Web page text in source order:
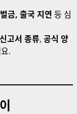
금, 출국 지연 등 심
신고서 종류, 공식 양
.